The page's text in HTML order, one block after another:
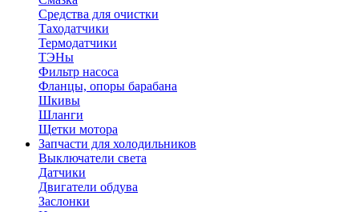
Средства для очистки
Таходатчики
Термодатчики
ТЭНы
Фильтр насоса
Фланцы, опоры барабана
Шкивы
Шланги
Щетки мотора
Запчасти для холодильников
Выключатели света
Датчики
Двигатели обдува
Заслонки